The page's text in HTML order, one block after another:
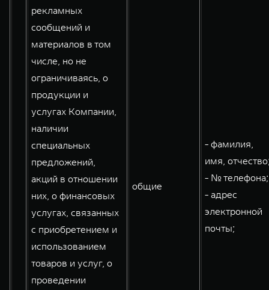
рекламных
сообщений и
материалов в том
числе, но не
ограничиваясь, о
продукции и
услугах Компании,
наличии
специальных
предложений,
акций в отношении
них, о финансовых
услугах, связанных
с приобретением и
использованием
товаров и услуг, о
проведении
общие
- фамилия,
имя,
- № телефона;
- адрес
электронной
почты;